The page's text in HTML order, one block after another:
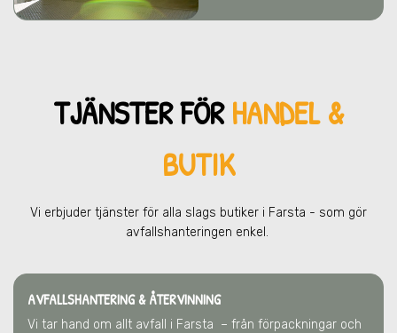
TJÄNSTER FÖRHANDEL &
BUTIK
Vi erbjuder tjänster för alla slags butiker i Farsta - som gör
avfallshanteringen enkel.
AVFALLSHANTERING & ÅTERVINNING
Vi tar hand om allt avfall i Farsta – från förpackningar och